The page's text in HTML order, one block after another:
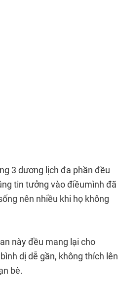
3 dương lịch đa phần đều
tin tưởng vào điềumình đã
nên nhiều khi họ không
này đều mang lại cho
dị dễ gần, không thích lên
bè.